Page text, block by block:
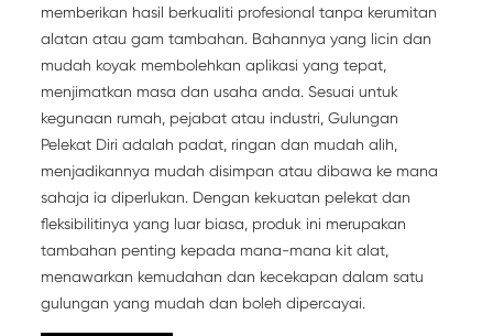
memberikan hasil berkualiti profesional tanpa kerumitan
alatan atau gam tambahan. Bahannya yang licin dan
mudah koyak membolehkan aplikasi yang tepat,
menjimatkan masa dan usaha anda. Sesuai untuk
kegunaan rumah, pejabat atau industri, Gulungan
Pelekat Diri adalah padat, ringan dan mudah alih,
menjadikannya mudah disimpan atau dibawa ke mana
sahaja ia diperlukan. Dengan kekuatan pelekat dan
fleksibilitinya yang luar biasa, produk ini merupakan
tambahan penting kepada mana-mana kit alat,
menawarkan kemudahan dan kecekapan dalam satu
gulungan yang mudah dan boleh dipercayai.